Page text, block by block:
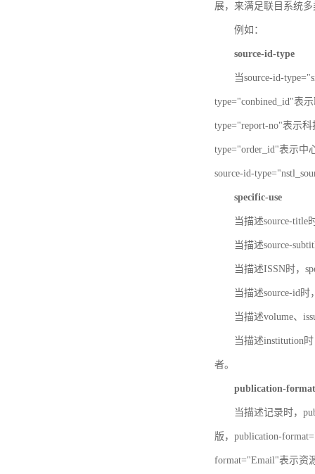
展，来满足联目系统
例如：
source-id-type
当source-id-
type="conbined_id"表
type="report-no"表示
type="order_id"表示中
source-id-
specific-use
当描述source-title
当描述source-
当描述ISSN时，
当描述source-id
当描述volume、
当描述institution
者。
publication-format
当描述记录时，
版，publication-
format="Email"表示资